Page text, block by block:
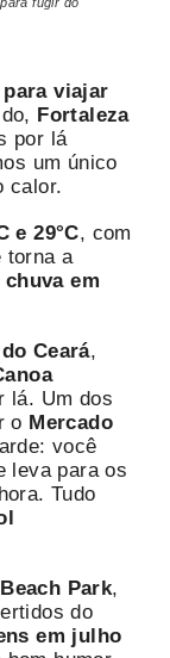
para viajar
Fortaleza
por lá
um único
calor.
e 29°C, com
torna a
chuva em
Ceará,
lá. Um dos
o Mercado
você
leva para os
Tudo
Beach Park,
do
em julho